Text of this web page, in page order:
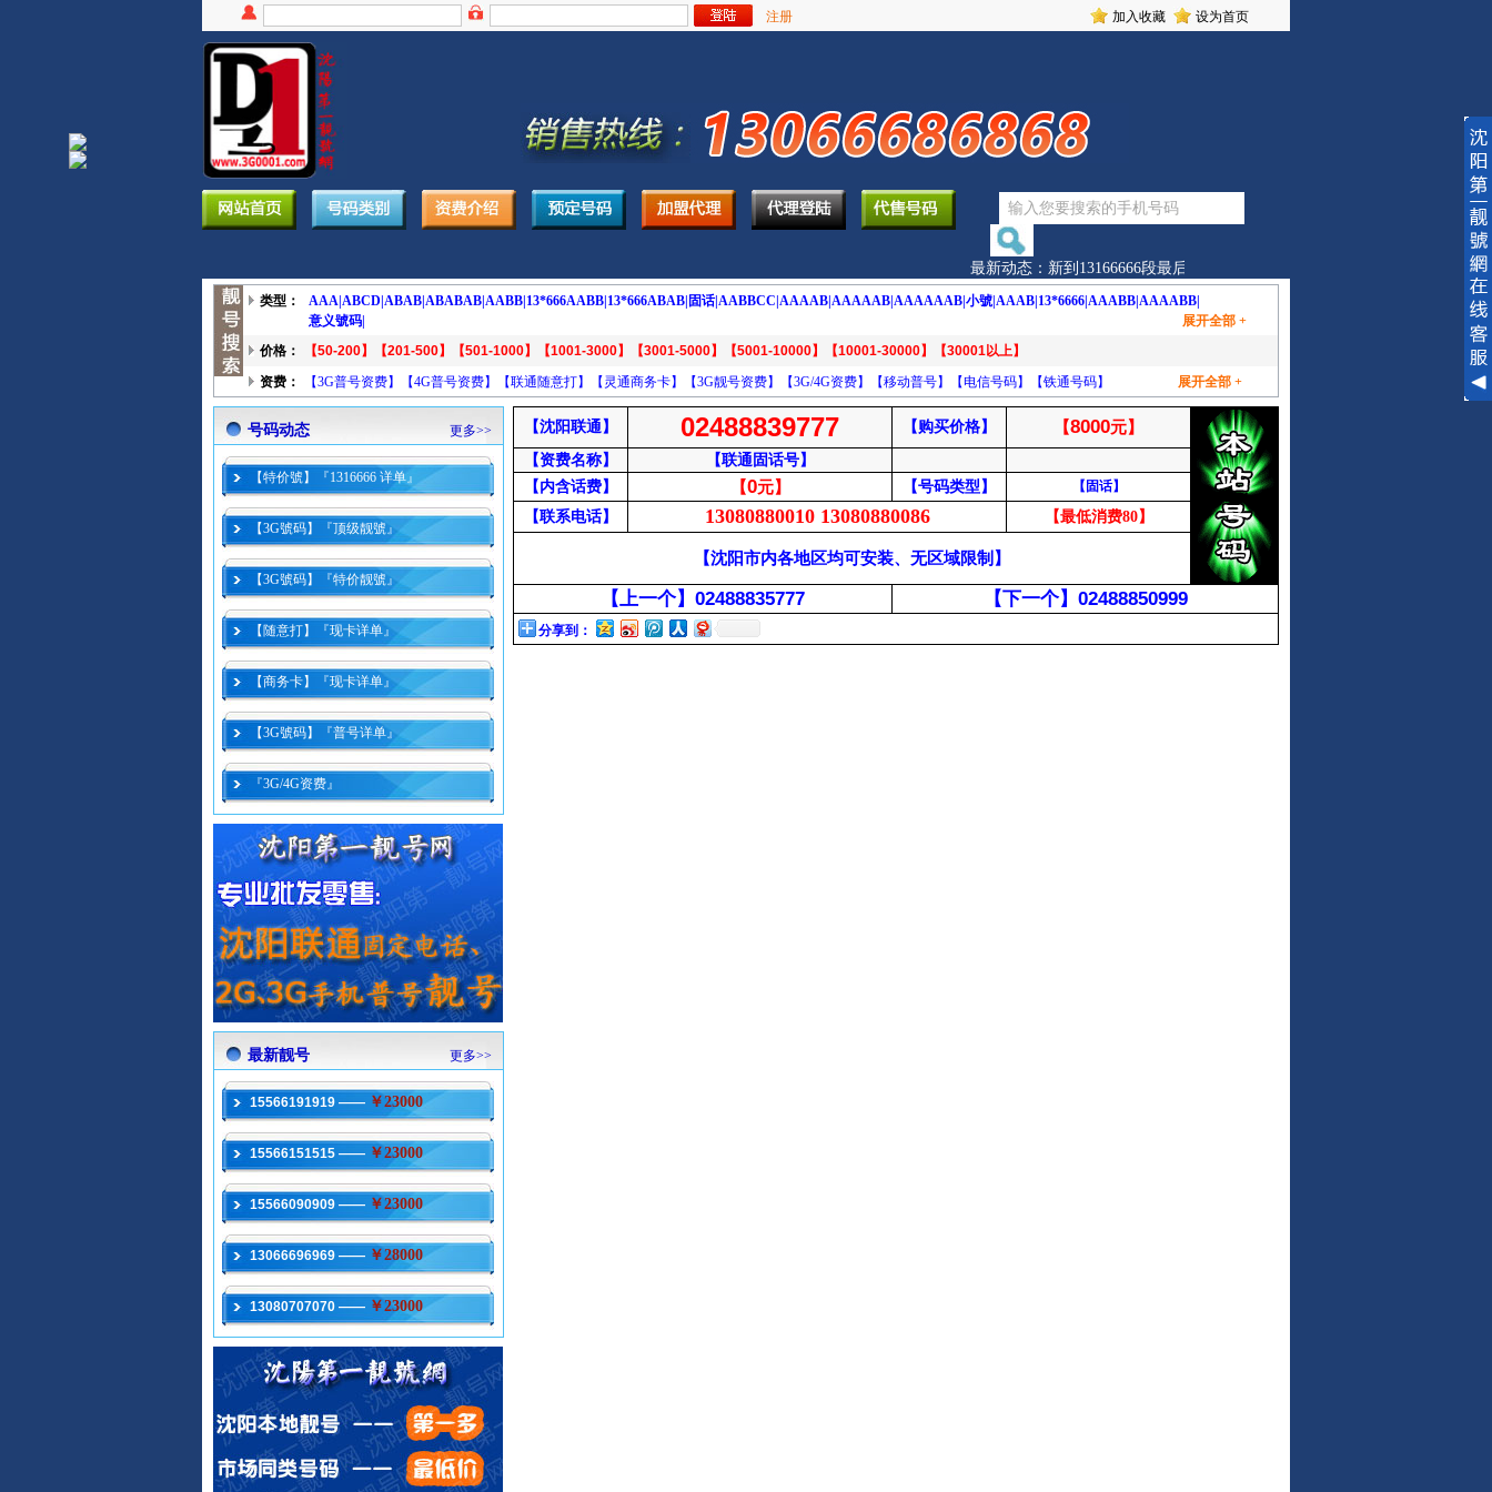
注册 设为首页
加入收藏
最新动态：新到13166666段最后的经典、数量有限、批发零售1316666段普通
类型： AAA| ABCD| ABAB| ABABAB| AABB| 13*666AABB| 13*666ABAB| 固话|AABBCC| AAAAB| AAAAAB| AAAAAAB| 小號| AAAB| 13*6666| AAABB| AAAABB|
意义號码|
展开全部 +
价格：
【50-200】 【201-500】 【501-1000】 【1001-3000】 【3001-5000】 【5001-10000】 【10001-30000】
【30001以上】
资费：
【3G普号资费】 【4G普号资费】 【联通随意打】 【灵通商务卡】 【3G靓号资费】 【3G/4G资费】 【移动普号】 【电信号码】 【铁通号码】 展开全部 +
号码动态 更多>>
【特价號】『1316666 详单』
【3G號码】『顶级靓號』
【3G號码】『特价靓號』
【随意打】『现卡详单』
【商务卡】『现卡详单』
【3G號码】『普号详单』
『3G/4G资费』
最新靓号 更多>>
15566191919 —— ￥23000
15566151515 —— ￥23000
15566090909 —— ￥23000
13066696969 —— ￥28000
13080707070 —— ￥23000
【沈阳联通】 02488839777 【购买价格】 【8000元】
【资费名称】
【联通固话号】
【内含话费】
【0元】 【号码类型】 【固话】
【联系电话】 13080880010 13080880086 【最低消费80】
【沈阳市内各地区均可安装、无区域限制】
【上一个】 02488835777 【下一个】 02488850999
分享到：